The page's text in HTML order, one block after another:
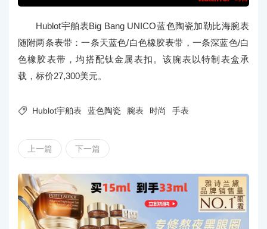
Hublot宇舶表Big Bang UNICO蓝色陶瓷加勒比海腕表
随附两条表带：一条天蓝色/白色橡胶表带，一条深蓝色/白
色橡胶表带，均搭配钛金属表扣。该腕表以特制表盒承
载，标价27,300美元。
 Hublot宇舶表 蓝色陶瓷 腕表 时尚 手表
上一篇 下一篇